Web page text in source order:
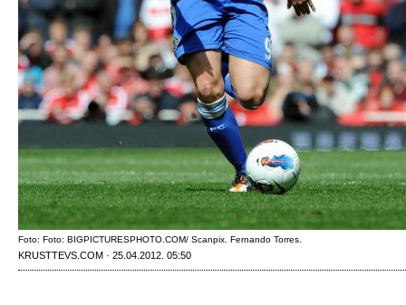
Foto: Foto: BIGPICTURESPHOTO.COM/ Scanpix. Fernando Torres.
KRUSTTEVS.COM · 25.04.2012. 05:50